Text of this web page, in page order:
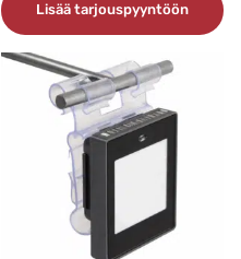
Lisää tarjouspyyntöön